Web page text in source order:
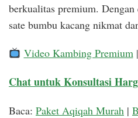
berkualitas premium.
sate bumbu kacang nikmat
Video Kambing Premium|
Chat untuk Konsultasi
Baca: Paket Aqiqah Murah |